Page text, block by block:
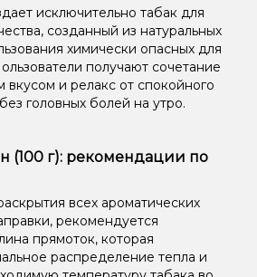
исключительно табак для
созданный из натуральных
химически опасных для
получают сочетание
вкусом и релакс от спокойного
головных болей на утро.
(100 г): рекомендации по
всех ароматических
рекомендуется
прямоток, которая
распределение тепла и